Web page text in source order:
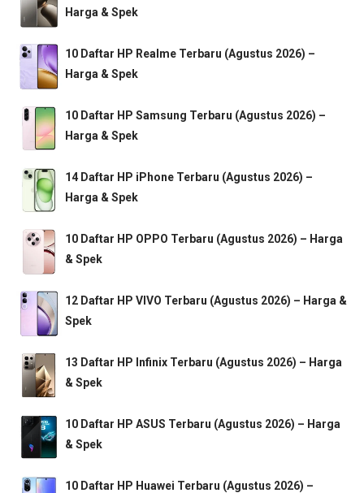
Harga & Spek
10 Daftar HP Realme Terbaru (Agustus 2026) –
Harga & Spek
10 Daftar HP Samsung Terbaru (Agustus 2026) –
Harga & Spek
14 Daftar HP iPhone Terbaru (Agustus 2026) –
Harga & Spek
10 Daftar HP OPPO Terbaru (Agustus 2026) – Harga
& Spek
12 Daftar HP VIVO Terbaru (Agustus 2026) – Harga &
Spek
13 Daftar HP Infinix Terbaru (Agustus 2026) – Harga
& Spek
10 Daftar HP ASUS Terbaru (Agustus 2026) – Harga
& Spek
10 Daftar HP Huawei Terbaru (Agustus 2026) –